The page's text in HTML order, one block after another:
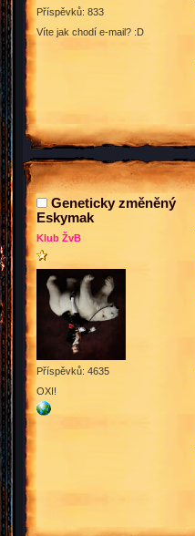
Příspěvků: 833
Víte jak chodí e-mail? :D
Geneticky změněný
Eskymak
Klub ŽvB
Příspěvků: 4635
OXI!